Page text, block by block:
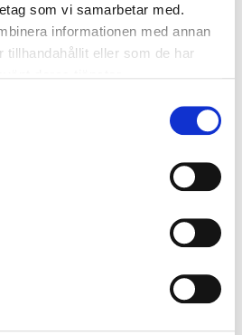
som vi samarbetar med.
informationen med annan
tillhandahållit eller som de har